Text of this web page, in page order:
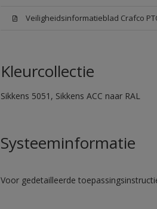
Veiligheidsinformatieblad Crafco
Kleurcollectie
Sikkens 5051, Sikkens ACC naar RAL
Systeeminformatie
Voor gedetailleerde